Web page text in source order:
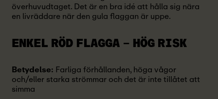
överhuvudtaget. Det är en bra idé att hålla sig nära
en livräddare när den gula flaggan är uppe.
ENKEL RÖD FLAGGA – HÖG RISK
Betydelse: Farliga förhållanden, höga vågor
och/eller starka strömmar och det är inte tillåtet att
simma